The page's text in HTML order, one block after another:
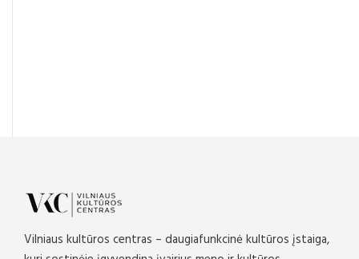
Vilniaus kultūros centras – daugiafunkcinė kultūros įstaiga,